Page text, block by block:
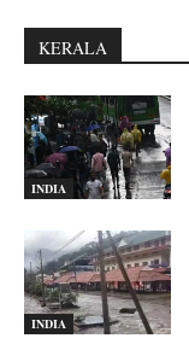
KERALA
INDIA
INDIA